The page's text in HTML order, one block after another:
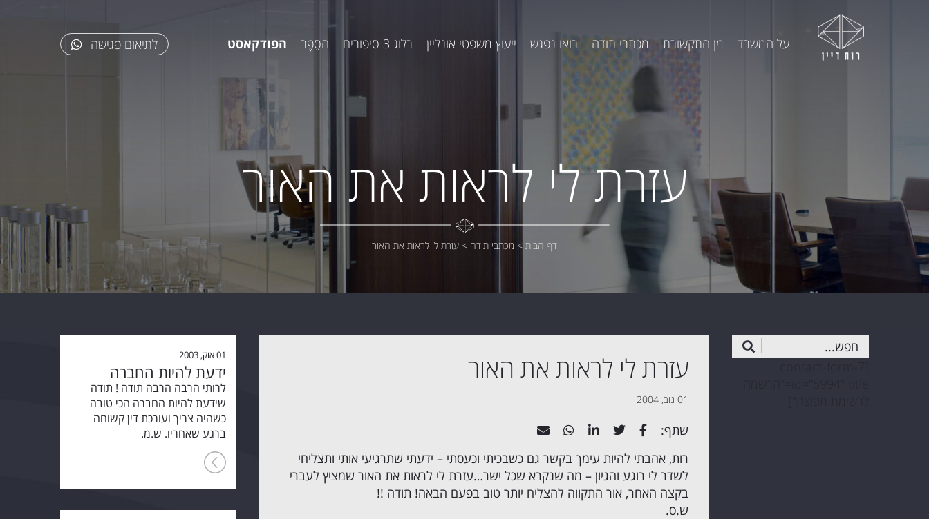
על המשרד מן התקשורת מכתבי תודה בואו נפגש ייעוץ משפטי אונליין בלוג 3 סיפורים הסֵפֶר הפודקאסט לתיאום פגישה
עזרת לי לראות את האור
דף הבית > מכתבי תודה > עזרת לי לראות את האור
01 אוק, 2003
ידעת להיות החברה
לרותי הרבה הרבה תודה ! תודה
שידעת להיות החברה הכי טובה
כשהיה צריך ועורכת דין קשוחה
ברגע שאחריו. ש.מ.
עזרת לי לראות את האור
01 נוב, 2004
שתף:
רות, אהבתי להיות עימך בקשר גם כשבכיתי וכעסתי – ידעתי שתרגיעי אותי ותצליחי
לשדר לי רוגע והגיון – מה שנקרא שכל ישר…עזרת לי לראות את האור שמציץ לעברי
בקצה האחר, אור התקווה להצליח יותר טוב בפעם הבאה! תודה !!
ש.ס.